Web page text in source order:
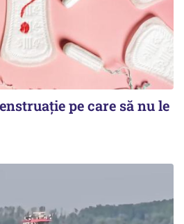
pe care să nu le